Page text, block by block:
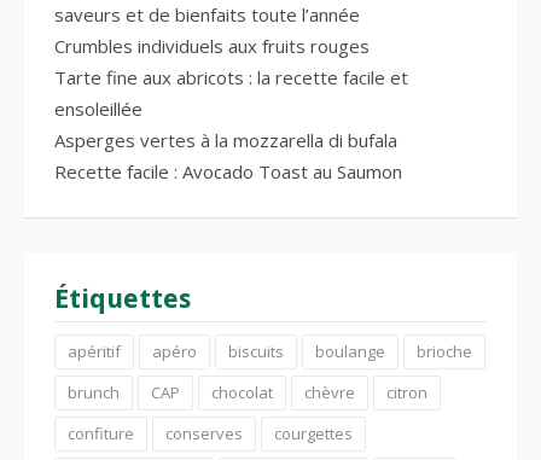
saveurs et de bienfaits toute l’année
Crumbles individuels aux fruits rouges
Tarte fine aux abricots : la recette facile et
ensoleillée
Asperges vertes à la mozzarella di bufala
Recette facile : Avocado Toast au Saumon
Étiquettes
apéritif apéro biscuits boulange
brioche
brunch
CAP chocolat chèvre
citron
confiture
conserves
courgettes